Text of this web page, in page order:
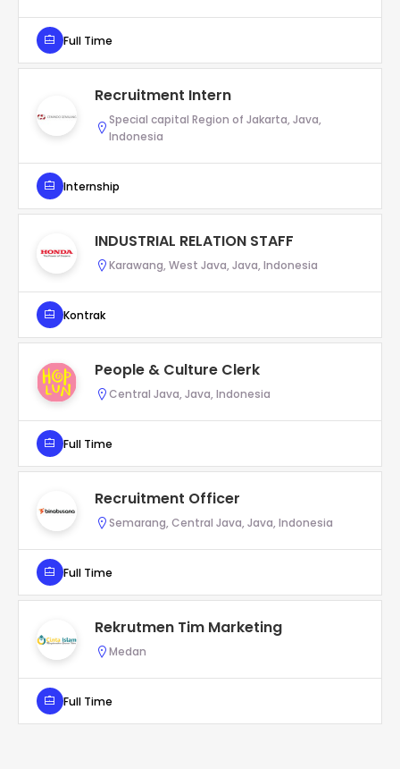
Full Time
Recruitment Intern
Special capital Region of Jakarta, Java,
Indonesia
Internship
INDUSTRIAL RELATION STAFF
Karawang, West Java, Java, Indonesia
Kontrak
People & Culture Clerk
Central Java, Java, Indonesia
Full Time
Recruitment Officer
Semarang, Central Java, Java, Indonesia
Full Time
Rekrutmen Tim Marketing
Medan
Full Time